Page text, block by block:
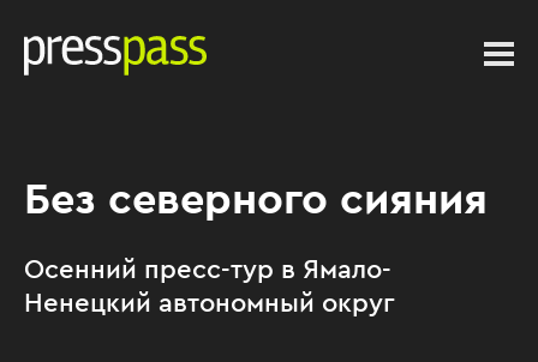
Без северного сияния
Осенний пресс-тур в Ямало-
Ненецкий автономный округ